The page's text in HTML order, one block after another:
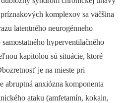
komplexov sa väčšina
latentného neurogénneho
hyperventilačného
kapitolou sú situácie, ktoré
je na mieste pri
abruptná anxiózna komponenta
ataku (amfetamín, kokain,